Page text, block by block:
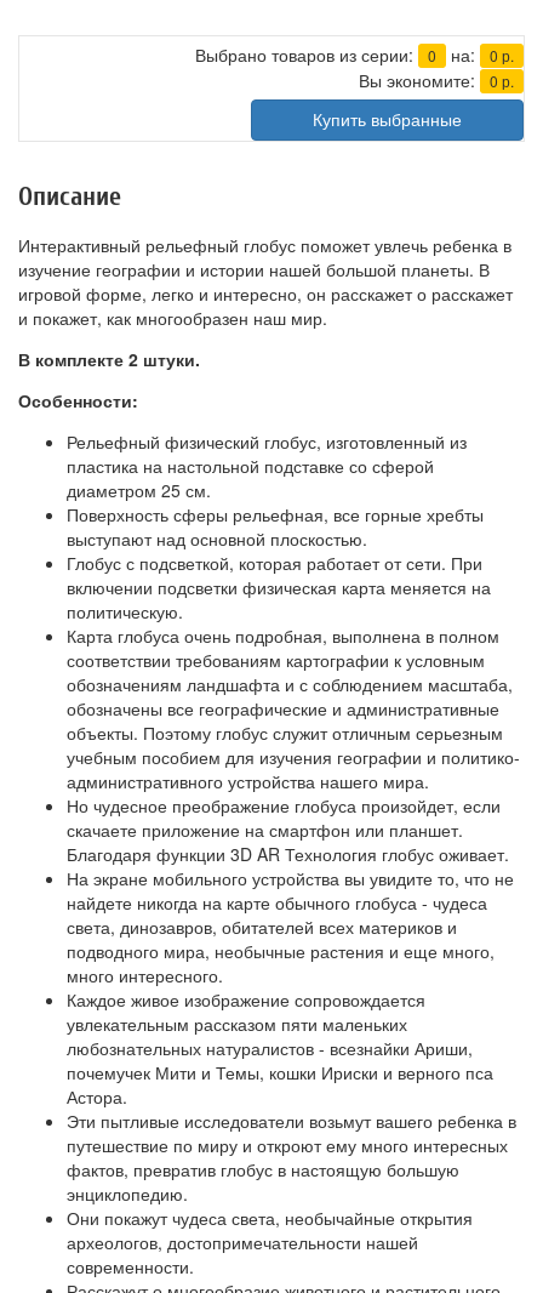
Выбрано товаров из серии: 0 на: 0 р.
Вы экономите: 0 р.
Купить выбранные
Описание
Интерактивный рельефный глобус поможет увлечь ребенка в
изучение географии и истории нашей большой планеты. В
игровой форме, легко и интересно, он расскажет о расскажет
и покажет, как многообразен наш мир.
В комплекте 2 штуки.
Особенности:
Рельефный физический глобус, изготовленный из
пластика на настольной подставке со сферой
диаметром 25 см.
Поверхность сферы рельефная, все горные хребты
выступают над основной плоскостью.
Глобус с подсветкой, которая работает от сети. При
включении подсветки физическая карта меняется на
политическую.
Карта глобуса очень подробная, выполнена в полном
соответствии требованиям картографии к условным
обозначениям ландшафта и с соблюдением масштаба,
обозначены все географические и административные
объекты. Поэтому глобус служит отличным серьезным
учебным пособием для изучения географии и политико-
административного устройства нашего мира.
Но чудесное преображение глобуса произойдет, если
скачаете приложение на смартфон или планшет.
Благодаря функции 3D AR Технология глобус оживает.
На экране мобильного устройства вы увидите то, что не
найдете никогда на карте обычного глобуса - чудеса
света, динозавров, обитателей всех материков и
подводного мира, необычные растения и еще много,
много интересного.
Каждое живое изображение сопровождается
увлекательным рассказом пяти маленьких
любознательных натуралистов - всезнайки Ариши,
почемучек Мити и Темы, кошки Ириски и верного пса
Астора.
Эти пытливые исследователи возьмут вашего ребенка в
путешествие по миру и откроют ему много интересных
фактов, превратив глобус в настоящую большую
энциклопедию.
Они покажут чудеса света, необычайные открытия
археологов, достопримечательности нашей
современности.